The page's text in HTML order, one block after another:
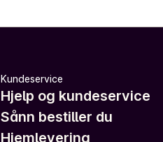
Kundeservice
Hjelp og kundeservice
Sånn bestiller du
Hjemlevering